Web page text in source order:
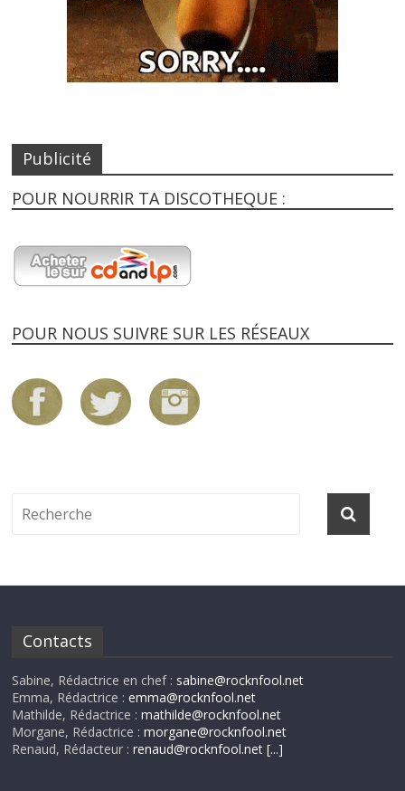
Publicité
POUR NOURRIR TA DISCOTHEQUE :
POUR NOUS SUIVRE SUR LES RÉSEAUX
Contacts
Sabine, Rédactrice en chef : sabine@rocknfool.net
Emma, Rédactrice :emma@rocknfool.net
Mathilde, Rédactrice :mathilde@rocknfool.net
Morgane, Rédactrice :morgane@rocknfool.net
Renaud, Rédacteur :renaud@rocknfool.net [...]